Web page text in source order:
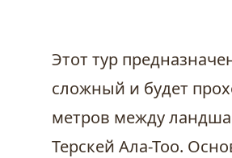
Этот тур
сложный и будет
метров между
Терскей Ала-Тоо.